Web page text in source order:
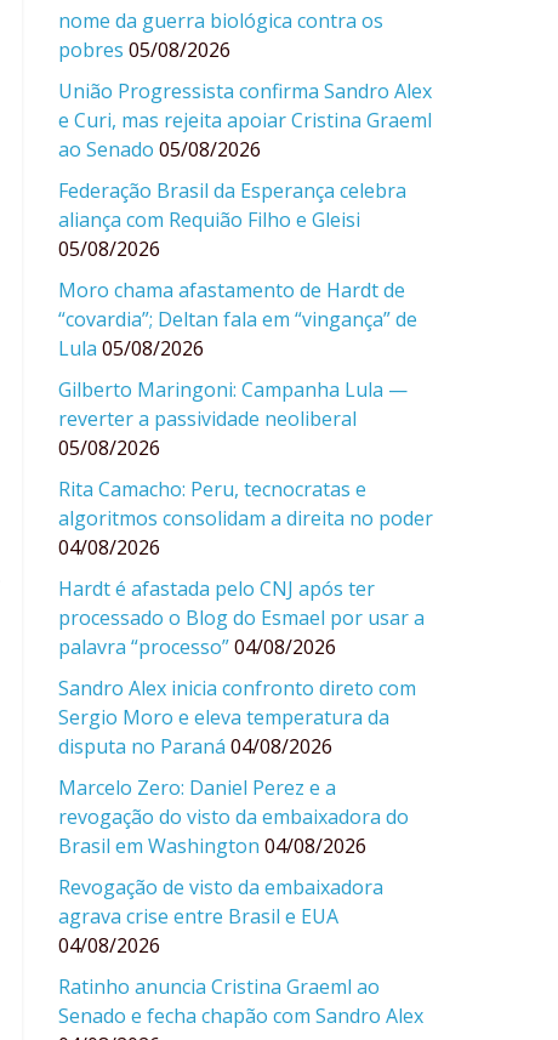
nome da guerra biológica contra os
pobres 05/08/2026
União Progressista confirma Sandro Alex
e Curi, mas rejeita apoiar Cristina Graeml
ao Senado 05/08/2026
Federação Brasil da Esperança celebra
aliança com Requião Filho e Gleisi
05/08/2026
Moro chama afastamento de Hardt de
“covardia”; Deltan fala em “vingança” de
Lula 05/08/2026
Gilberto Maringoni: Campanha Lula —
reverter a passividade neoliberal
05/08/2026
Rita Camacho: Peru, tecnocratas e
algoritmos consolidam a direita no poder
04/08/2026
Hardt é afastada pelo CNJ após ter
processado o Blog do Esmael por usar a
palavra “processo”04/08/2026
Sandro Alex inicia confronto direto com
Sergio Moro e eleva temperatura da
disputa no Paraná 04/08/2026
Marcelo Zero: Daniel Perez e a
revogação do visto da embaixadora do
Brasil em Washington 04/08/2026
Revogação de visto da embaixadora
agrava crise entre Brasil e EUA
04/08/2026
Ratinho anuncia Cristina Graeml ao
Senado e fecha chapão com Sandro Alex